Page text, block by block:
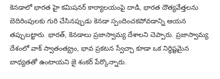
కెనడాలో భారత హై కమిషనర్ కార్యాలయంపై దాడి, భారత దౌత్యవేత్తలను
బెదిరింపులకు గురి చేసినప్పుడు కెనడా స్పందించకపోవడాన్ని ఆయన
తప్పుబట్టారు. భారత్, కెనడాలు ప్రజాస్వామ్య దేశాలని చెప్పారు. ప్రజాస్వామ్య
దేశంలో వాక్ స్వాతంత్య్రం, భావ ప్రకటన స్వేచ్చా కూడా ఒక నిర్ధిష్టమైన
బాధ్యతతో ఉంటాయని జై శంకర్ పేర్కొన్నారు.